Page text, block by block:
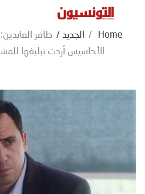
Home
/ الجديد / ظافر
الأحاسيس أردت تبليغها